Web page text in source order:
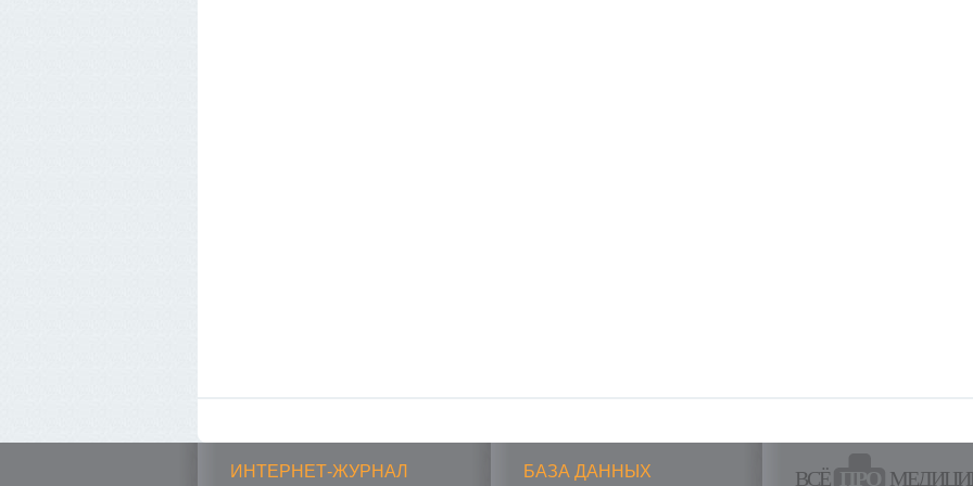
ИНТЕРНЕТ-ЖУРНАЛ БАЗА ДАННЫХ ВСЁ ПРО